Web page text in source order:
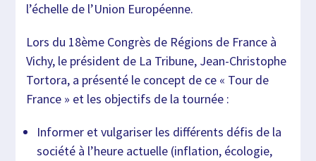
l’échelle de l’Union Européenne.
Lors du 18ème Congrès de Régions de France à
Vichy, le président de La Tribune, Jean-Christophe
Tortora, a présenté le concept de ce « Tour de
France » et les objectifs de la tournée :
Informer et vulgariser les différents défis de la
société à l’heure actuelle (inflation, écologie,